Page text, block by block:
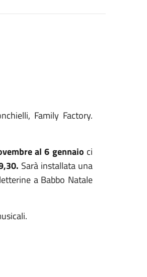
Family Factory.
al 6 gennaio ci
Sarà installata una
a Babbo Natale